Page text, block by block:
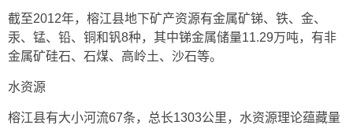
截至2012年，榕江县地下矿产资源有金属矿锑、铁、金、
汞、锰、铅、铜和钒8种，其中锑金属储量11.29万吨，有非
金属矿硅石、石煤、高岭土、沙石等。
水资源
榕江县有大小河流67条，总长1303公里，水资源理论蕴藏量